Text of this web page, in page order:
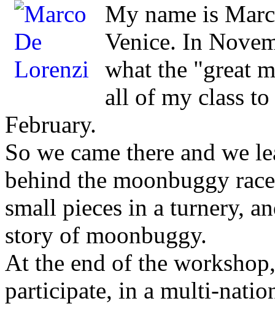
My name is
Venice. In
what the "great
all of my class
February.
So we came there and we
behind the moonbuggy
small pieces in a turnery,
story of moonbuggy.
At the end of the
participate, in a multi-